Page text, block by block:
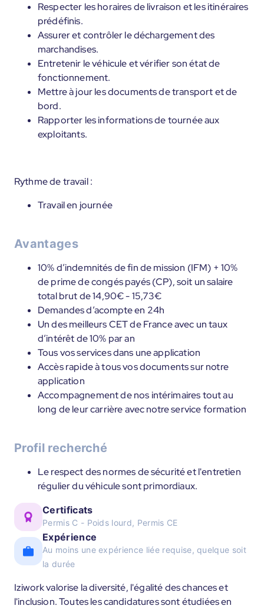
Respecter les horaires de livraison et les itinéraires
prédéfinis.
Assurer et contrôler le déchargement des
marchandises.
Entretenir le véhicule et vérifier son état de
fonctionnement.
Mettre à jour les documents de transport et de
bord.
Rapporter les informations de tournée aux
exploitants.
Rythme de travail :
Travail en journée
Avantages
10% d’indemnités de fin de mission (IFM) + 10%
de prime de congés payés (CP), soit un salaire
total brut de 14,90€ - 15,73€
Demandes d’acompte en 24h
Un des meilleurs CET de France avec un taux
d’intérêt de 10% par an
Tous vos services dans une application
Accès rapide à tous vos documents sur notre
application
Accompagnement de nos intérimaires tout au
long de leur carrière avec notre service formation
Profil recherché
Le respect des normes de sécurité et l'entretien
régulier du véhicule sont primordiaux.
Certificats
Permis C - Poids lourd, Permis CE
Expérience
Au moins une expérience liée requise, quelque soit
la durée
Iziwork valorise la diversité, l'égalité des chances et
l'inclusion. Toutes les candidatures sont étudiées en